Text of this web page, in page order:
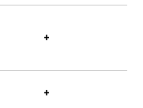
+
+